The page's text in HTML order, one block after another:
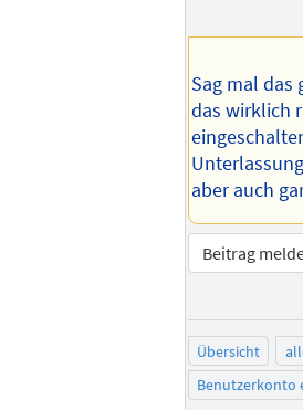
Sag mal das
das wirklich
aber auch
Beitrag
Übersicht
Benutzerkonto